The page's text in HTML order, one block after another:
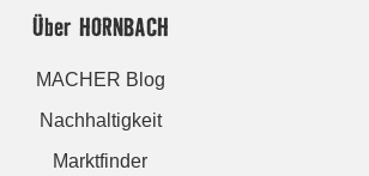
Über HORNBACH
MACHER Blog
Nachhaltigkeit
Marktfinder